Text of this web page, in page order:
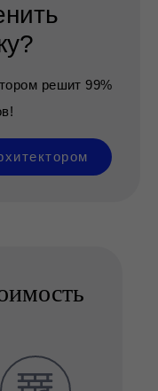
решит 99%